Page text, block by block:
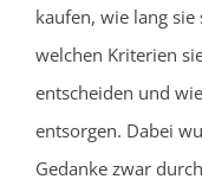
kaufen, wie lang sie
welchen Kriterien
entscheiden und
entsorgen. Dabei
Gedanke zwar